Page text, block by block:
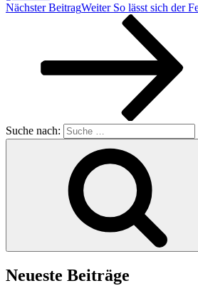
Nächster BeitragWeiter So lässt sich der
Suche nach:
Neueste Beiträge